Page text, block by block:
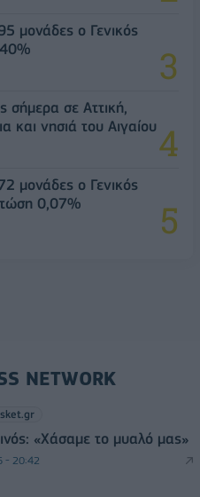
μονάδες ο Γενικός
σήμερα σε Αττική,
και νησιά του Αιγαίου
μονάδες ο Γενικός
0,07%
NETWORK
«Χάσαμε το μυαλό μας»
- 20:42